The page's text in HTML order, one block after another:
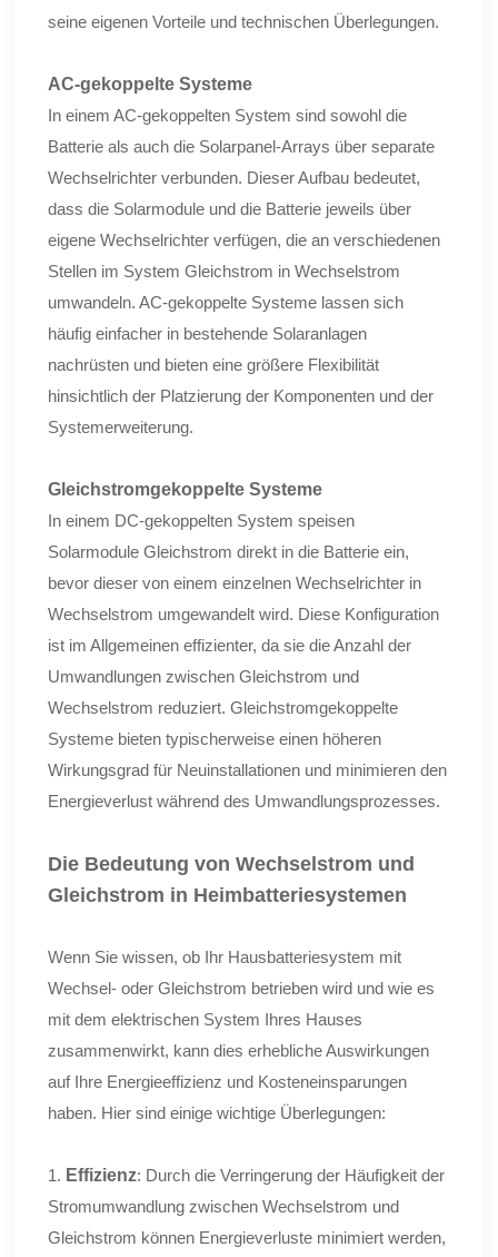
seine eigenen Vorteile und technischen Überlegungen.
AC-gekoppelte Systeme
In einem AC-gekoppelten System sind sowohl die
Batterie als auch die Solarpanel-Arrays über separate
Wechselrichter verbunden. Dieser Aufbau bedeutet,
dass die Solarmodule und die Batterie jeweils über
eigene Wechselrichter verfügen, die an verschiedenen
Stellen im System Gleichstrom in Wechselstrom
umwandeln. AC-gekoppelte Systeme lassen sich
häufig einfacher in bestehende Solaranlagen
nachrüsten und bieten eine größere Flexibilität
hinsichtlich der Platzierung der Komponenten und der
Systemerweiterung.
Gleichstromgekoppelte Systeme
In einem DC-gekoppelten System speisen
Solarmodule Gleichstrom direkt in die Batterie ein,
bevor dieser von einem einzelnen Wechselrichter in
Wechselstrom umgewandelt wird. Diese Konfiguration
ist im Allgemeinen effizienter, da sie die Anzahl der
Umwandlungen zwischen Gleichstrom und
Wechselstrom reduziert. Gleichstromgekoppelte
Systeme bieten typischerweise einen höheren
Wirkungsgrad für Neuinstallationen und minimieren den
Energieverlust während des Umwandlungsprozesses.
Die Bedeutung von Wechselstrom und
Gleichstrom in Heimbatteriesystemen
Wenn Sie wissen, ob Ihr Hausbatteriesystem mit
Wechsel- oder Gleichstrom betrieben wird und wie es
mit dem elektrischen System Ihres Hauses
zusammenwirkt, kann dies erhebliche Auswirkungen
auf Ihre Energieeffizienz und Kosteneinsparungen
haben. Hier sind einige wichtige Überlegungen:
1. Effizienz: Durch die Verringerung der Häufigkeit der
Stromumwandlung zwischen Wechselstrom und
Gleichstrom können Energieverluste minimiert werden,